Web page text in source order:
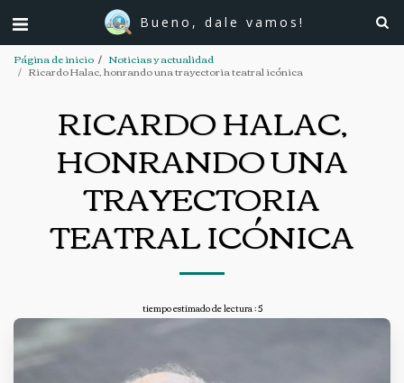
Bueno, dale vamos!
Página de inicio Noticias y actualidad
Ricardo Halac, honrando una trayectoria teatral icónica
RICARDO HALAC,
HONRANDO UNA
TRAYECTORIA
TEATRAL ICÓNICA
tiempo estimado de lectura : 5